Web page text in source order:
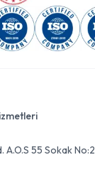
A.O.S 55 Sokak